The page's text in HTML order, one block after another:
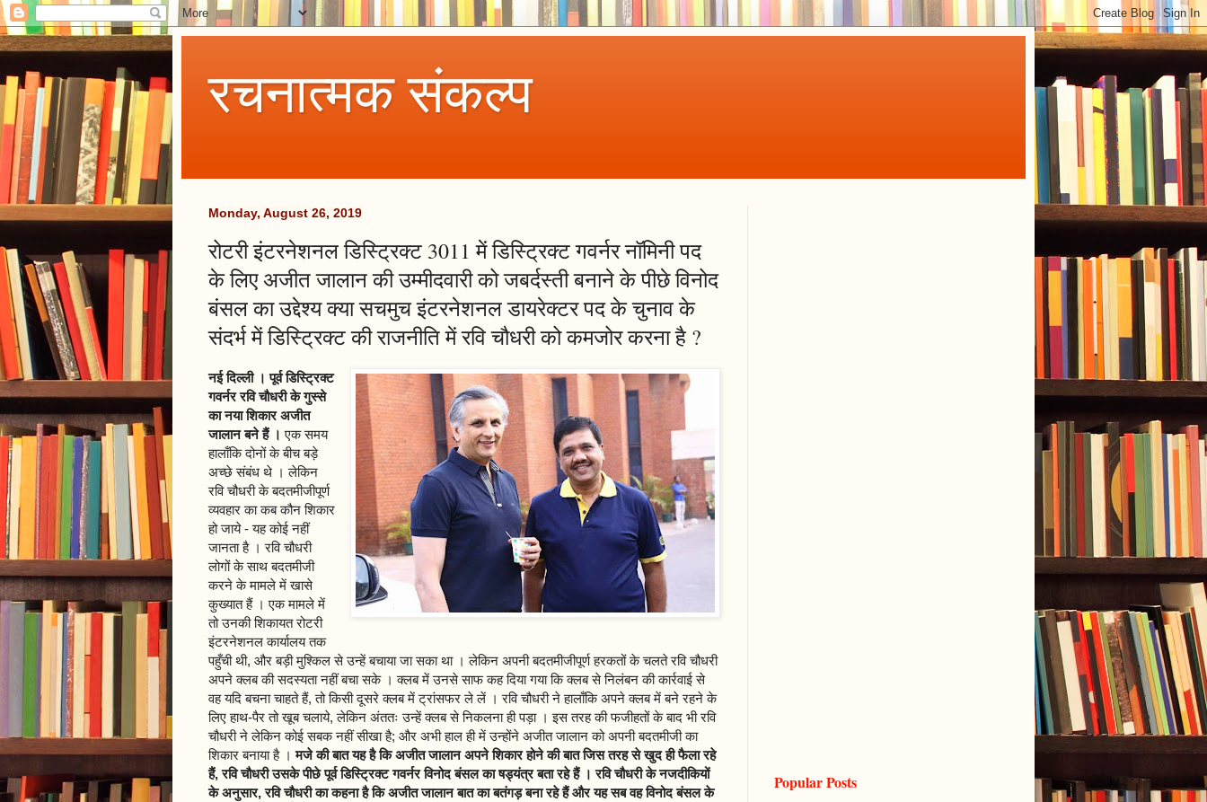
रचनात्मक संकल्प
Monday, August 26, 2019
रोटरी इंटरनेशनल डिस्ट्रिक्ट 3011 में डिस्ट्रिक्ट गवर्नर नॉमिनी पद
के लिए अजीत जालान की उम्मीदवारी को जबर्दस्ती बनाने के पीछे विनोद
बंसल का उद्देश्य क्या सचमुच इंटरनेशनल डायरेक्टर पद के चुनाव के
संदर्भ में डिस्ट्रिक्ट की राजनीति में रवि चौधरी को कमजोर करना है ?
नई दिल्ली । पूर्व डिस्ट्रिक्ट
गवर्नर रवि चौधरी के गुस्से
का नया शिकार अजीत
जालान बने हैं । एक समय
हालाँकि दोनों के बीच बड़े
अच्छे संबंध थे । लेकिन
रवि चौधरी के बदतमीजीपूर्ण
व्यवहार का कब कौन शिकार
हो जाये - यह कोई नहीं
जानता है । रवि चौधरी
लोगों के साथ बदतमीजी
करने के मामले में खासे
कुख्यात हैं । एक मामले में
तो उनकी शिकायत रोटरी
इंटरनेशनल कार्यालय तक
पहुँची थी, और बड़ी मुश्किल से उन्हें बचाया जा सका था । लेकिन अपनी बदतमीजीपूर्ण हरकतों के चलते रवि चौधरी
अपने क्लब की सदस्यता नहीं बचा सके । क्लब में उनसे साफ कह दिया गया कि क्लब से निलंबन की कार्रवाई से
वह यदि बचना चाहते हैं, तो किसी दूसरे क्लब में ट्रांसफर ले लें । रवि चौधरी ने हालाँकि अपने क्लब में बने रहने के
लिए हाथ-पैर तो खूब चलाये, लेकिन अंततः उन्हें क्लब से निकलना ही पड़ा । इस तरह की फजीहतों के बाद भी रवि
चौधरी ने लेकिन कोई सबक नहीं सीखा है; और अभी हाल ही में उन्होंने अजीत जालान को अपनी बदतमीजी का
शिकार बनाया है ।मजे की बात यह है कि अजीत जालान अपने शिकार होने की बात जिस तरह से खुद ही फैला रहे
हैं, रवि चौधरी उसके पीछे पूर्व डिस्ट्रिक्ट गवर्नर विनोद बंसल का षड्यंत्र बता रहे हैं । रवि चौधरी के नजदीकियों
के अनुसार, रवि चौधरी का कहना है कि अजीत जालान बात का बतंगड़ बना रहे हैं और यह सब वह विनोद बंसल के
Popular Posts